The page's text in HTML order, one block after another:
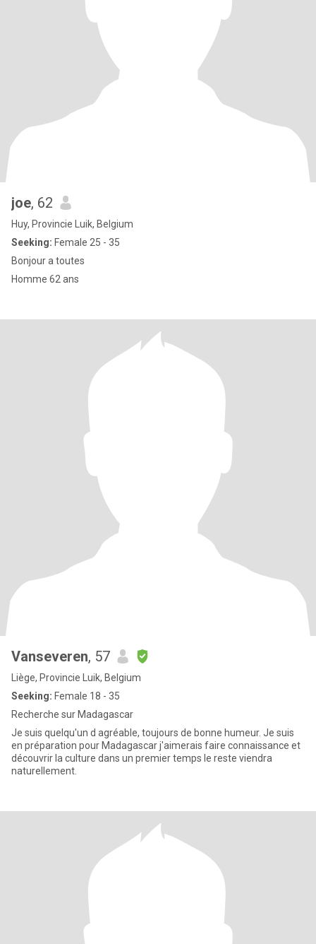
joe, 62
Huy, Provincie Luik, Belgium
Seeking: Female 25 - 35
Bonjour a toutes
Homme 62 ans
Vanseveren, 57
Liège, Provincie Luik, Belgium
Seeking: Female 18 - 35
Recherche sur Madagascar
Je suis quelqu'un d agréable, toujours de bonne humeur. Je suis
en préparation pour Madagascar j'aimerais faire connaissance et
découvrir la culture dans un premier temps le reste viendra
naturellement.